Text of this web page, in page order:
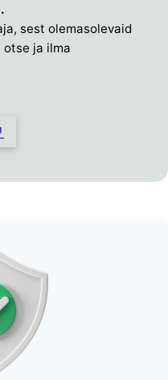
sest olemasolevaid
ja ilma